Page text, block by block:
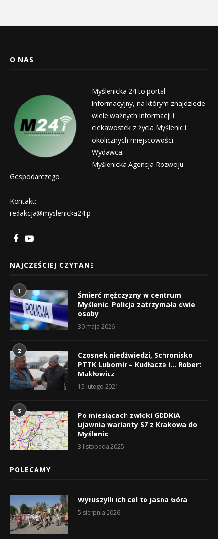
O NAS
Myślenicka 24 to portal
informacyjny, na którym znajdziecie
wiele ważnych informacji i
ciekawostek z życia Myślenic i
okolicznych miejscowości.
Wydawca:
Myślenicka Agencja Rozwoju
Gospodarczego
Kontakt:
redakcja@myslenicka24.pl
NAJCZĘŚCIEJ CZYTANE
1
Śmierć mężczyzny w centrum
Myślenic. Policja zatrzymała dwie
osoby
30 maja 2026
2
Czosnek niedźwiedzi, Schronisko
PTTK Lubomir – Kudłacze i… Robert
Makłowicz
15 lutego 2021
3
Po miesiącach zwłoki GDDKiA
ujawnia warianty S7 z Krakowa do
Myślenic
3 listopada 2025
POLECAMY
Wyruszyli! Ich cel to Jasna Góra
5 sierpnia 2026